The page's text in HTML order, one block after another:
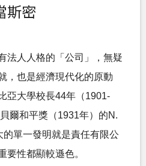
斯密
法人人格的「公司」，無疑
，也是經濟現代化的原動
亞大學校長44年（1901-
爾和平獎（1931年）的N.
單一發明就是責任有限公
要性都顯較遜色。